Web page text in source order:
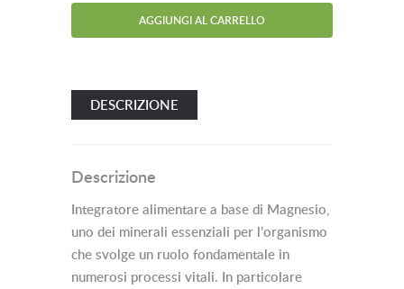
DESCRIZIONE
Descrizione
Integratore alimentare a base di Magnesio,
uno dei minerali essenziali per l’organismo
che svolge un ruolo fondamentale in
numerosi processi vitali. In particolare